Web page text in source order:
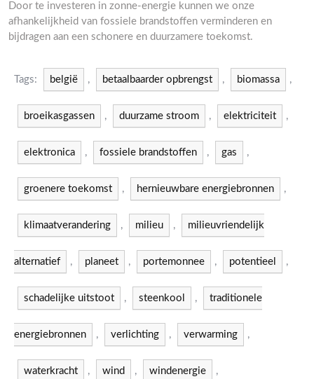
Door te investeren in zonne-energie kunnen we onze
afhankelijkheid van fossiele brandstoffen verminderen en
bijdragen aan een schonere en duurzamere toekomst.
Tags: belgië , betaalbaarder opbrengst , biomassa ,
broeikasgassen , duurzame stroom , elektriciteit ,
elektronica , fossiele brandstoffen , gas ,
groenere toekomst , hernieuwbare energiebronnen ,
klimaatverandering , milieu , milieuvriendelijk
alternatief , planeet , portemonnee , potentieel ,
schadelijke uitstoot , steenkool , traditionele
energiebronnen , verlichting , verwarming ,
waterkracht , wind , windenergie ,